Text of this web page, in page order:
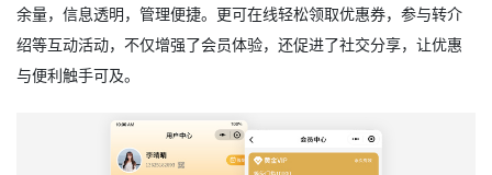
余量，信息透明，管理便捷。更可在线轻松领取优惠券，参与转介
绍等互动活动，不仅增强了会员体验，还促进了社交分享，让优惠
与便利触手可及。